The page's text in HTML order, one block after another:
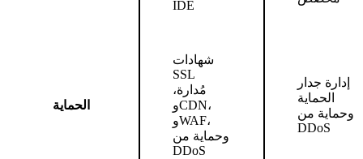
IDE
الحماية
شهادات
SSL
مُدارة،
وCDN،
وWAF،
وحماية من
DDoS
إدارة جدار
الحماية
وحماية من
DDoS